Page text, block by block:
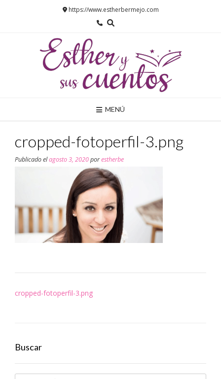
https://www.estherbermejo.com
MENÚ
cropped-fotoperfil-3.png
Publicado elagosto 3, 2020porestherbe
Navegación
cropped-fotoperfil-3.png
Buscar